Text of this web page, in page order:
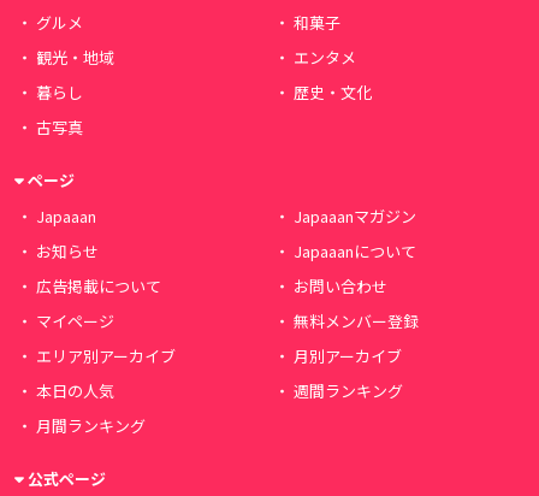
グルメ
和菓子
観光・地域
エンタメ
暮らし
歴史・文化
古写真
ページ
Japaaan
Japaaanマガジン
お知らせ
Japaaanについて
広告掲載について
お問い合わせ
マイページ
無料メンバー登録
エリア別アーカイブ
月別アーカイブ
本日の人気
週間ランキング
月間ランキング
公式ページ